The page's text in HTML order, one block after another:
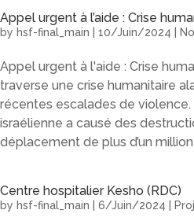
Appel urgent à l’aide : Crise
by hsf-final_main 10/Juin/2024
Appel urgent à l'aide : Crise
traverse une crise humanitaire
récentes escalades de violence.
israélienne a causé des
déplacement de plus d’un million
Centre hospitalier Kesho (RDC)
by hsf-final_main 6/Juin/2024